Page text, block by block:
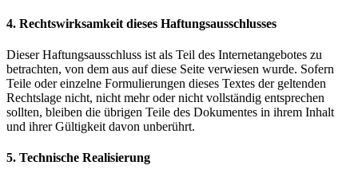
4. Rechtswirksamkeit dieses Haftungsausschlusses
Dieser Haftungsausschluss ist als Teil des Internetangebotes zu
betrachten, von dem aus auf diese Seite verwiesen wurde. Sofern
Teile oder einzelne Formulierungen dieses Textes der geltenden
Rechtslage nicht, nicht mehr oder nicht vollständig entsprechen
sollten, bleiben die übrigen Teile des Dokumentes in ihrem Inhalt
und ihrer Gültigkeit davon unberührt.
5. Technische Realisierung